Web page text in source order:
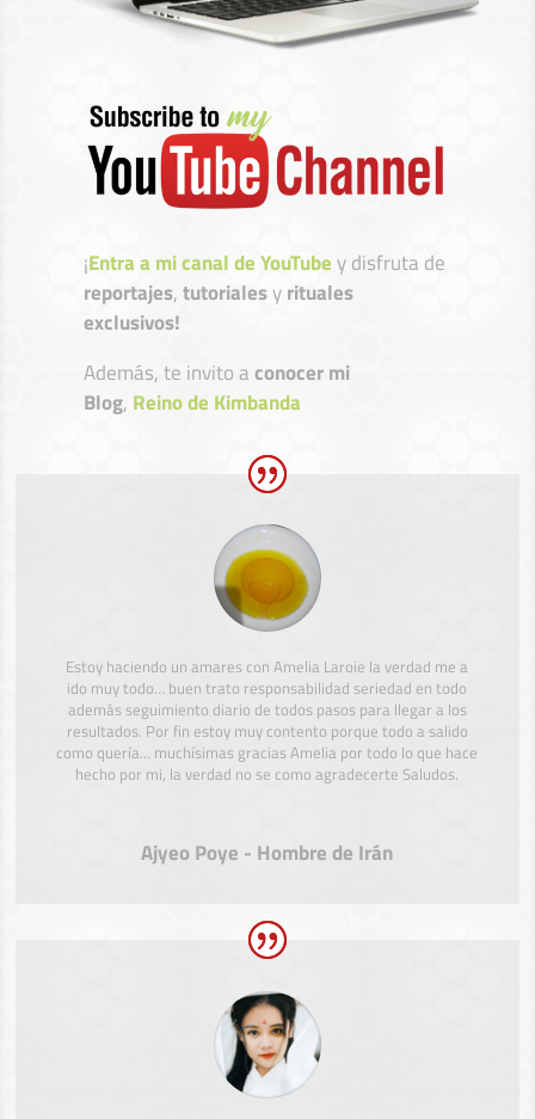
¡Entra a mi canal de YouTubey disfruta de
reportajes,tutorialesyrituales
exclusivos!
Además, te invito aconocer mi
Blog, Reino de Kimbanda
Estoy haciendo un amares con Amelia Laroie la verdad me a
ido muy todo… buen trato responsabilidad seriedad en todo
además seguimiento diario de todos pasos para llegar a los
resultados. Por fin estoy muy contento porque todo a salido
como quería… muchísimas gracias Amelia por todo lo que hace
hecho por mi, la verdad no se como agradecerte Saludos.
Ajyeo Poye - Hombre de Irán